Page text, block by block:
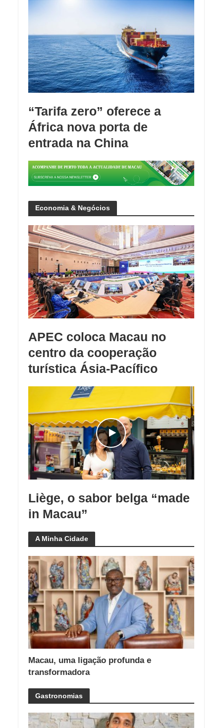
“Tarifa zero” oferece a
África nova porta de
entrada na China
Economia & Negócios
APEC coloca Macau no
centro da cooperação
turística Ásia-Pacífico
Liège, o sabor belga “made
in Macau”
A Minha Cidade
Macau, uma ligação profunda e
transformadora
Gastronomias